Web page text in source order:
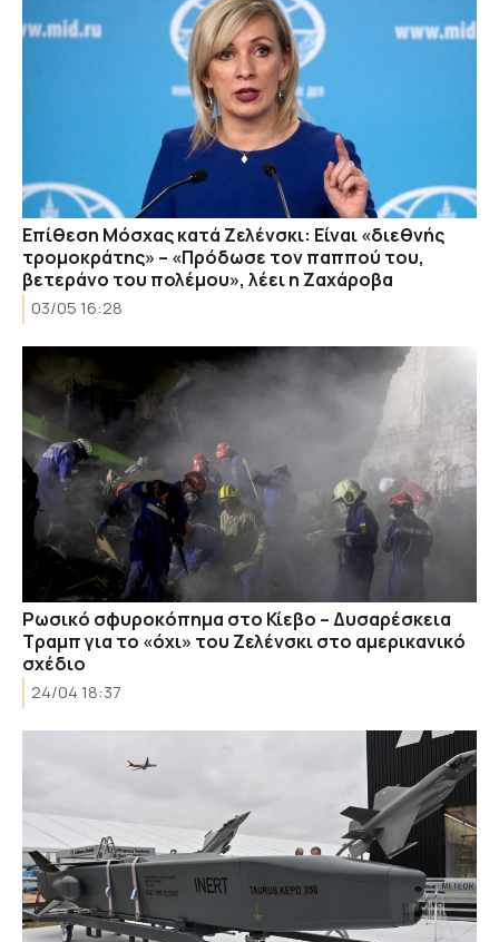
Επίθεση Μόσχας κατά Ζελένσκι: Είναι «διεθνής
τρομοκράτης» – «Πρόδωσε τον παππού του,
βετεράνο του πολέμου», λέει η Ζαχάροβα
03/05 16:28
Ρωσικό σφυροκόπημα στο Κίεβο – Δυσαρέσκεια
Τραμπ για το «όχι» του Ζελένσκι στο αμερικανικό
σχέδιο
24/04 18:37